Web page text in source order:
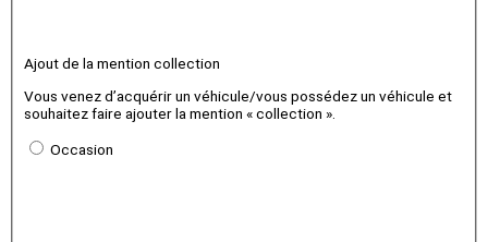
Ajout de la mention collection
Vous venez d’acquérir un véhicule/vous possédez un véhicule et
souhaitez faire ajouter la mention « collection ».
Occasion